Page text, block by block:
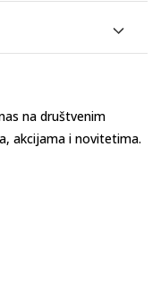
na društvenim
akcijama i novitetima.